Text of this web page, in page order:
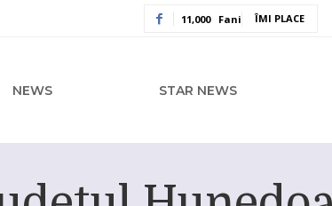
11,000 Fani ÎMI PLACE
NEWS STAR NEWS